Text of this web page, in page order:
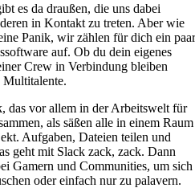
es da draußen, die uns dabei
in Kontakt zu treten. Aber wie
Panik, wir zählen für dich ein
auf. Ob du dein eigenes
Crew in Verbindung bleiben
Multitalente.
das vor allem in der Arbeitswelt für
als säßen alle in einem Raum
Aufgaben, Dateien teilen und
geht mit Slack zack, zack. Dann
Gamern und Communities, um sich
oder einfach nur zu palavern.